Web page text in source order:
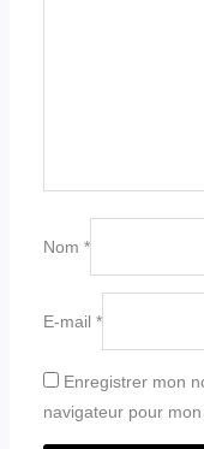
Nom *
E-mail *
Enregistrer mon
navigateur pour